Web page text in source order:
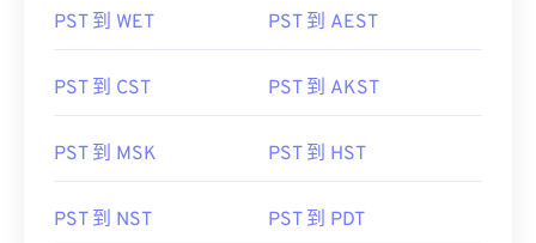
PST 到 WET PST 到 AEST
PST 到 CST PST 到 AKST
PST 到 MSK PST 到 HST
PST 到 NST PST 到 PDT